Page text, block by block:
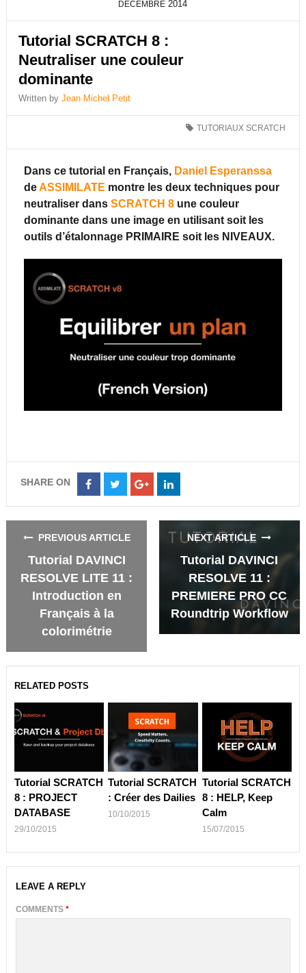
DÉCEMBRE 2014
Tutorial SCRATCH 8 :
Neutraliser une couleur
dominante
Written byJean Michel Petit
TUTORIAUX SCRATCH
Dans ce tutorial en Français, Daniel Esperanssa
deASSIMILATE montre les deux techniques pour
neutraliser dans SCRATCH 8une couleur
dominante dans une image en utilisant soit les
outils d’étalonnage PRIMAIRE soit les NIVEAUX.
SHARE ON
Share
Facebook
Share
Twitter
Share
Google+
Share
LinkedIn
PREVIOUS ARTICLE
Tutorial DAVINCI
RESOLVE LITE 11 :
Introduction en
Français à la
colorimétrie
NEXT ARTICLE
Tutorial DAVINCI
RESOLVE 11 :
PREMIERE PRO CC
Roundtrip Workflow
RELATED POSTS
Tutorial SCRATCH
8 : PROJECT
DATABASE
29/10/2015
Tutorial SCRATCH
: Créer des Dailies
10/10/2015
Tutorial SCRATCH
8 : HELP, Keep
Calm
15/07/2015
LEAVE A REPLY
COMMENTS *